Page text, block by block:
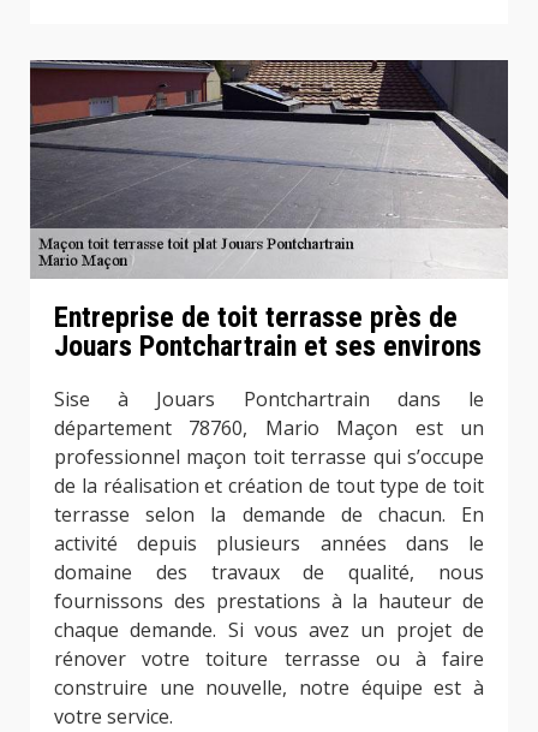
Entreprise de toit terrasse près de
Jouars Pontchartrain et ses environs
Sise à Jouars Pontchartrain dans le
département 78760, Mario Maçon est un
professionnel maçon toit terrasse qui s’occupe
de la réalisation et création de tout type de toit
terrasse selon la demande de chacun. En
activité depuis plusieurs années dans le
domaine des travaux de qualité, nous
fournissons des prestations à la hauteur de
chaque demande. Si vous avez un projet de
rénover votre toiture terrasse ou à faire
construire une nouvelle, notre équipe est à
votre service.